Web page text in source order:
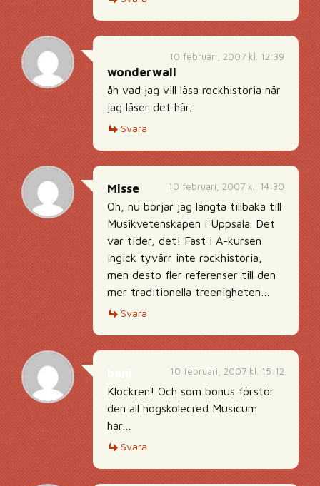
10 februari, 2007 kl. 12:39
wonderwall
åh vad jag vill läsa rockhistoria när
jag läser det här.
Svara
10 februari, 2007 kl. 14:30
Misse
Oh, nu börjar jag längta tillbaka till
Musikvetenskapen i Uppsala. Det
var tider, det! Fast i A-kursen
ingick tyvärr inte rockhistoria,
men desto fler referenser till den
mer traditionella treenigheten…
Svara
10 februari, 2007 kl. 15:12
Klockren! Och som bonus förstör
den all högskolecred Musicum
har…
Svara